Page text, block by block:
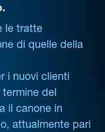
le tratte
di quelle della
i nuovi clienti
termine del
il canone in
attualmente pari